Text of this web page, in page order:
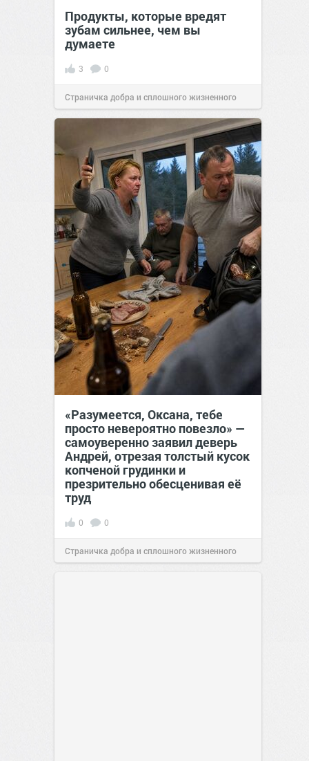
Продукты, которые вредят
зубам сильнее, чем вы
думаете
3 0
Страничка добра и сплошного жизненного
позитива!08:3816 июл 2026
«Разумеется, Оксана, тебе
просто невероятно повезло» —
самоуверенно заявил деверь
Андрей, отрезая толстый кусок
копченой грудинки и
презрительно обесценивая её
труд
0 0
Страничка добра и сплошного жизненного